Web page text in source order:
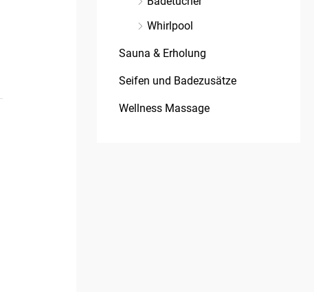
Whirlpool
Sauna & Erholung
Seifen und Badezusätze
Wellness Massage